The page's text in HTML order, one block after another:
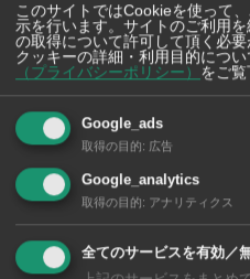
【タイ・バンコク】 マルシェトン
このサイトではCookieを使って
示を行います。サイトのご利用
の取得について許可して頂く必要
クッキーの詳細・利用目的につ
（プライバシーポリシー）
をご覧
Google_ads
取得の目的: 広告
Google_analytics
取得の目的: アナリティクス
全てのサービスを有効／